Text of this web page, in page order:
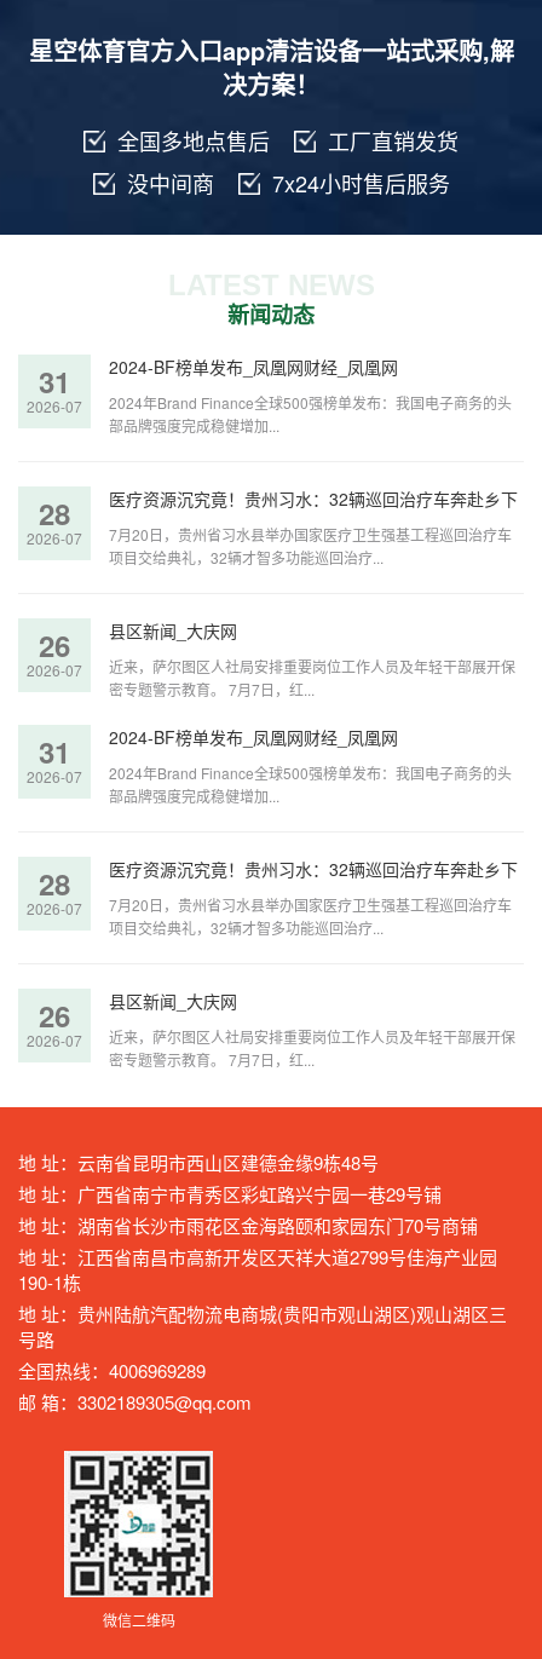
星空体育官方入口app清洁设备一站式采购,解
决方案！
全国多地点售后
工厂直销发货
没中间商
7x24小时售后服务
LATEST NEWS
新闻动态
31
2026-07
2024-BF榜单发布_凤凰网财经_凤凰网
2024年Brand Finance全球500强榜单发布：我国电子商务的头
部品牌强度完成稳健增加...
28
2026-07
医疗资源沉究竟！贵州习水：32辆巡回治疗车奔赴乡下
7月20日，贵州省习水县举办国家医疗卫生强基工程巡回治疗车
项目交给典礼，32辆才智多功能巡回治疗...
26
2026-07
县区新闻_大庆网
近来，萨尔图区人社局安排重要岗位工作人员及年轻干部展开保
密专题警示教育。 7月7日，红...
31
2026-07
2024-BF榜单发布_凤凰网财经_凤凰网
2024年Brand Finance全球500强榜单发布：我国电子商务的头
部品牌强度完成稳健增加...
28
2026-07
医疗资源沉究竟！贵州习水：32辆巡回治疗车奔赴乡下
7月20日，贵州省习水县举办国家医疗卫生强基工程巡回治疗车
项目交给典礼，32辆才智多功能巡回治疗...
26
2026-07
县区新闻_大庆网
近来，萨尔图区人社局安排重要岗位工作人员及年轻干部展开保
密专题警示教育。 7月7日，红...
地 址：云南省昆明市西山区建德金缘9栋48号
地 址：广西省南宁市青秀区彩虹路兴宁园一巷29号铺
地 址：湖南省长沙市雨花区金海路颐和家园东门70号商铺
地 址：江西省南昌市高新开发区天祥大道2799号佳海产业园
190-1栋
地 址：贵州陆航汽配物流电商城(贵阳市观山湖区)观山湖区三
号路
全国热线：4006969289
邮 箱：3302189305@qq.com
微信二维码